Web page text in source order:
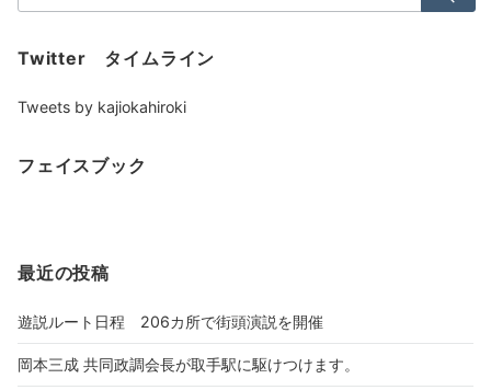
索：
Twitter タイムライン
Tweets by kajiokahiroki
フェイスブック
最近の投稿
遊説ルート日程 206カ所で街頭演説を開催
岡本三成 共同政調会長が取手駅に駆けつけます。